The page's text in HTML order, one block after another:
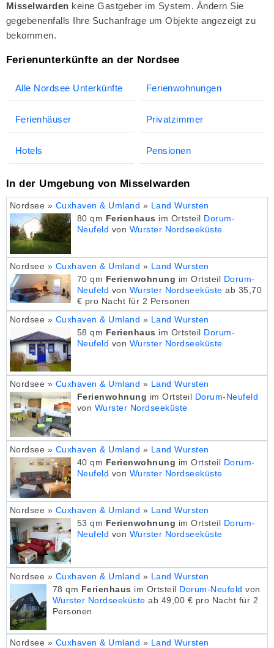
Misselwarden keine Gastgeber im System. Ändern Sie
gegebenenfalls Ihre Suchanfrage um Objekte angezeigt zu
bekommen.
Ferienunterkünfte an der Nordsee
Alle Nordsee Unterkünfte Ferienwohnungen
Ferienhäuser Privatzimmer
Hotels Pensionen
In der Umgebung von Misselwarden
Nordsee » Cuxhaven & Umland » Land Wursten
80 qm Ferienhaus im Ortsteil
Dorum-
Neufeld von Wurster Nordseeküste
Nordsee » Cuxhaven & Umland » Land Wursten
70 qm Ferienwohnung im Ortsteil
Dorum-
Neufeld von Wurster Nordseeküste ab 35,70
€ pro Nacht für 2 Personen
Nordsee » Cuxhaven & Umland » Land Wursten
58 qm Ferienhaus im Ortsteil
Dorum-
Neufeld von Wurster Nordseeküste
Nordsee » Cuxhaven & Umland » Land Wursten
Ferienwohnung im Ortsteil
Dorum-Neufeld
von Wurster Nordseeküste
Nordsee » Cuxhaven & Umland » Land Wursten
40 qm Ferienwohnung im Ortsteil
Dorum-
Neufeld von Wurster Nordseeküste
Nordsee » Cuxhaven & Umland » Land Wursten
53 qm Ferienwohnung im Ortsteil
Dorum-
Neufeld von Wurster Nordseeküste
Nordsee » Cuxhaven & Umland » Land Wursten
78 qm Ferienhaus im Ortsteil Dorum-Neufeld von
Wurster Nordseeküste ab 49,00 € pro Nacht für 2
Personen
Nordsee » Cuxhaven & Umland » Land Wursten